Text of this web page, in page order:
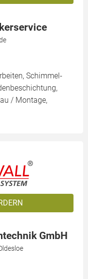
Schimmel-
/ Montage,
GmbH